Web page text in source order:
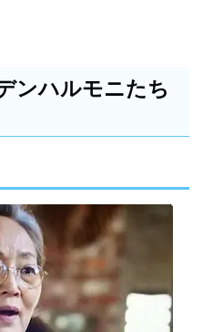
ンハルモニたち